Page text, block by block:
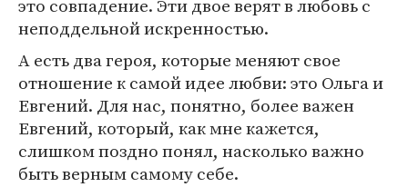
это совпадение. Эти двое верят в любовь с
неподдельной искренностью.
А есть два героя, которые меняют свое
отношение к самой идее любви: это Ольга и
Евгений. Для нас, понятно, более важен
Евгений, который, как мне кажется,
слишком поздно понял, насколько важно
быть верным самому себе.